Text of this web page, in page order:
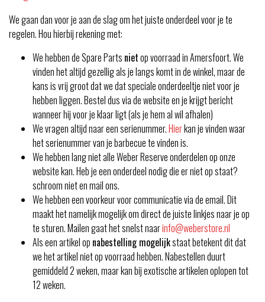
We gaan dan voor je aan de slag om het juiste onderdeel voor je te
regelen. Hou hierbij rekening met:
We hebben de Spare Parts nietop voorraad in Amersfoort. We
vinden het altijd gezellig als je langs komt in de winkel, maar de
kans is vrij groot dat we dat speciale onderdeeltje niet voor je
hebben liggen. Bestel dus via de website en je krijgt bericht
wanneer hij voor je klaar ligt (als je hem al wil afhalen)
We vragen altijd naar een serienummer.Hierkan je vinden waar
het serienummer van je barbecue te vinden is.
We hebben lang niet alle Weber Reserve onderdelen op onze
website kan. Heb je een onderdeel nodig die er niet op staat?
schroom niet en mail ons.
We hebben een voorkeur voor communicatie via de email. Dit
maakt het namelijk mogelijk om direct de juiste linkjes naar je op
te sturen. Mailen gaat het snelst naarinfo@weberstore.nl
Als een artikel op nabestelling mogelijkstaat betekent dit dat
we het artikel niet op voorraad hebben. Nabestellen duurt
gemiddeld 2 weken, maar kan bij exotische artikelen oplopen tot
12 weken.